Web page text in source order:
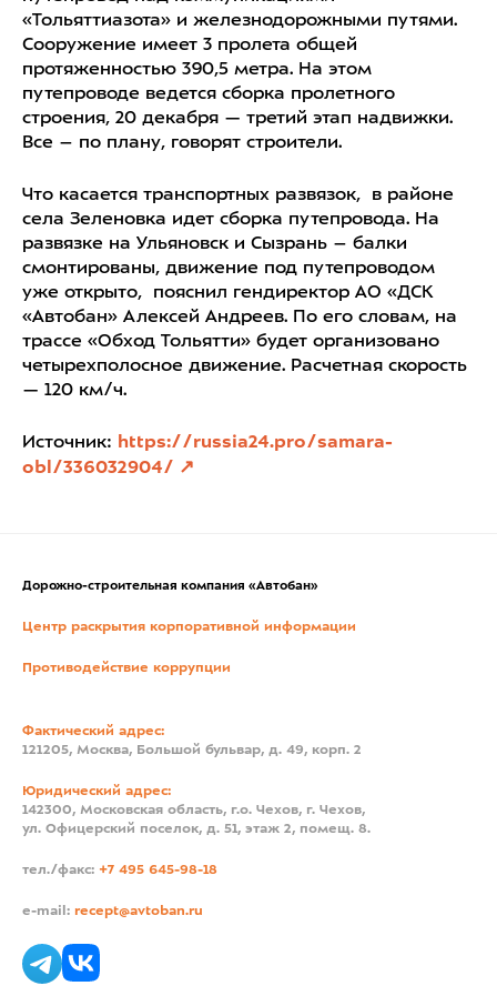
«Тольяттиазота» и железнодорожными путями.
Сооружение имеет 3 пролета общей
протяженностью 390,5 метра. На этом
путепроводе ведется сборка пролетного
строения, 20 декабря — третий этап надвижки.
Все – по плану, говорят строители.
Что касается транспортных развязок, в районе
села Зеленовка идет сборка путепровода. На
развязке на Ульяновск и Сызрань – балки
смонтированы, движение под путепроводом
уже открыто, пояснил гендиректор АО «ДСК
«Автобан» Алексей Андреев. По его словам, на
трассе «Обход Тольятти» будет организовано
четырехполосное движение. Расчетная скорость
— 120 км/ч.
Источник: https://russia24.pro/samara-
obl/336032904/
Дорожно-строительная компания «Автобан»
Центр раскрытия корпоративной информации
Противодействие коррупции
Фактический адрес:
121205, Москва, Большой бульвар, д. 49, корп. 2
Юридический адрес:
142300, Московская область, г.о. Чехов, г. Чехов,
ул. Офицерский поселок, д. 51, этаж 2, помещ. 8.
тел./факс: +7 495 645-98-18
e-mail: recept@avtoban.ru